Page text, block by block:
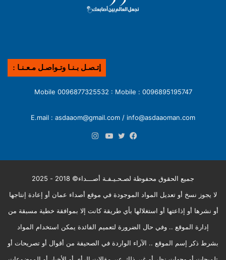
إتـصـل بـنـا وتـواصـل مـعـنـا :
0096895195747 : Mobile 0096877325532 : Mobile
E.mail : asdaaom@gmail.com / info@asdaaoman.com
جميع الحقوق محفوظة لصـحـيـفـة أصـــداء© 2018 - 2025
لا يجوز نسخ أو تعديل المواد الموجودة في موقع أصداء عمان أو إعادة إنتاجها
أو نشرها أو إذاعتها أو استغلالها بأي طريقة كانت إلا بموافقة خطية مسبقة من
إدارة الموقع .. وفي حال الضرورة لتعميم الفائدة يمكن استخدام المواد
بشرط ذكر إسم الموقع .. الآراء الواردة في الصحيفة من أقوال أو تصريحات أو